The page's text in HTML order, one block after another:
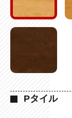
Pタイル